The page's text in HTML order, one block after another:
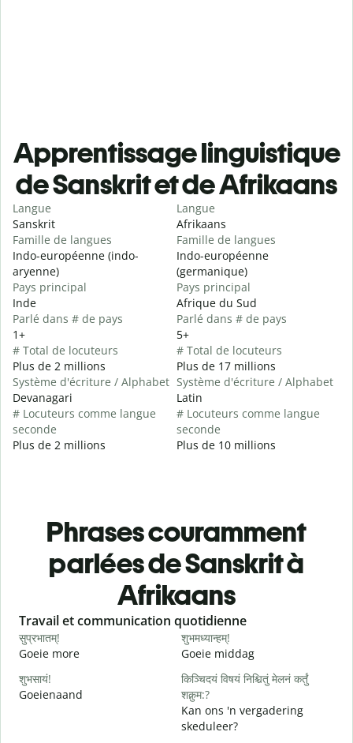
Apprentissage linguistique
de Sanskrit et de Afrikaans
Langue
Sanskrit
Famille de langues
Indo-européenne (indo-
aryenne)
Pays principal
Inde
Parlé dans # de pays
1+
# Total de locuteurs
Plus de 2 millions
Système d'écriture / Alphabet
Devanagari
# Locuteurs comme langue
seconde
Plus de 2 millions
Langue
Afrikaans
Famille de langues
Indo-européenne
(germanique)
Pays principal
Afrique du Sud
Parlé dans # de pays
5+
# Total de locuteurs
Plus de 17 millions
Système d'écriture / Alphabet
Latin
# Locuteurs comme langue
seconde
Plus de 10 millions
Phrases couramment
parlées de Sanskrit à
Afrikaans
Slide 1 of 6
Travail et communication quotidienne
सुप्रभातम्!
Goeie more
शुभमध्यान्हम्!
Goeie middag
शुभसायं!
Goeienaand
किञ्चिदयं विषयं निश्चितुं मेलनं कर्तुं
शक्नुम:?
Kan ons 'n vergadering
skeduleer?